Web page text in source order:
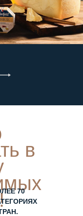
в
70